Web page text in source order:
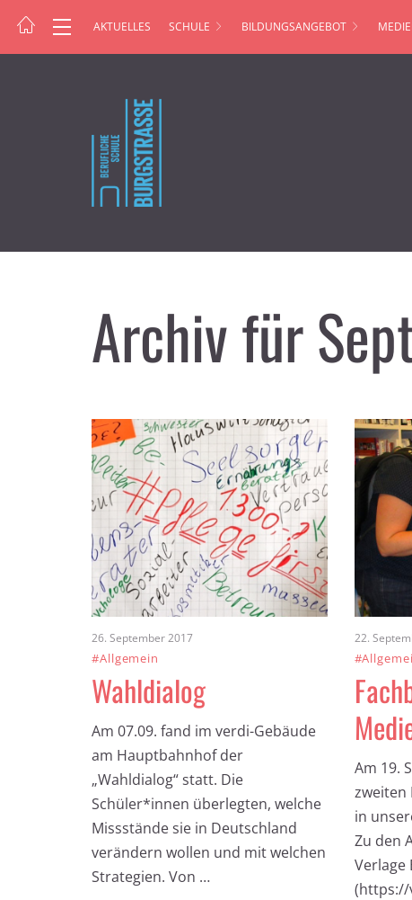
AKTUELLES SCHULE BILDUNGSANGEBOT
Archiv für
26. September 2017
#Allgemein
Wahldialog
Am 07.09. fand im verdi-Gebäude
am Hauptbahnhof der
„Wahldialog“ statt. Die
Schüler*innen überlegten, welche
Missstände sie in Deutschland
verändern wollen und mit welchen
Strategien. Von …
22.
Am 19.
zweiten
in
Zu den
Verlage
(https://